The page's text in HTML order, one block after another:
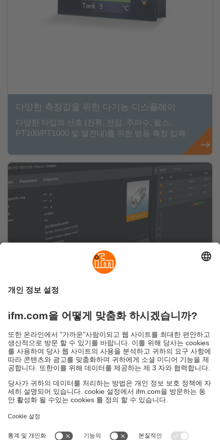
다양한 측정값을 위한 다기능 디스플레이
다양한 타입의 신호 (전류, 전압, 주파수, 펄스,
PT100/PT1000 및 열전대)를 위한 범용 측정 입력
스마트 IO-Link 관리를 위한 준비가 되었습
여기에서 설정 소프트웨어 moneo configure free
이용약관
Warranty 정책
지사 (EN)
Responsible Disclosure
Cookies
ifm electronic Ltd.